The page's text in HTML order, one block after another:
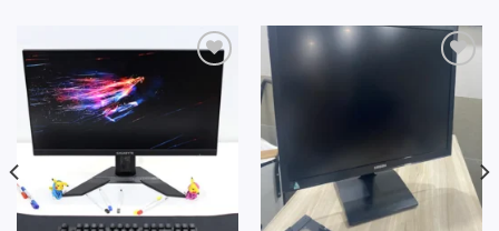
Add to
wishlist
Add to
wishlist